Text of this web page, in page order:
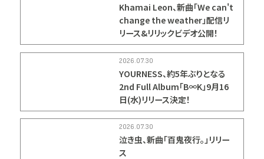
Khamai Leon、新曲「We can't
change the weather」配信リ
リース&リリックビデオ公開！
2026.07.30
YOURNESS、約5年ぶりとなる
2nd Full Album「B∞K」9月16
日(水)リリース決定！
2026.07.30
泣き⾍、新曲「百鬼夜行。」リリー
ス